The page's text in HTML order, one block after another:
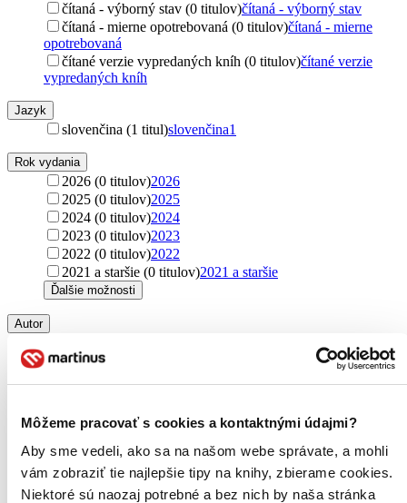
Môžeme pracovať s cookies a kontaktnými údajmi?
Aby sme vedeli, ako sa na našom webe správate, a mohli
vám zobraziť tie najlepšie tipy na knihy, zbierame cookies.
Niektoré sú naozaj potrebné a bez nich by naša stránka
čítaná - výborný stav (0 titulov)čítaná - výborný stav
čítaná - mierne opotrebovaná (0 titulov)čítaná - mierne
opotrebovaná
čítané verzie vypredaných kníh (0 titulov)čítané verzie
vypredaných kníh
Jazyk
slovenčina (1 titul)slovenčina1
Rok vydania
2026 (0 titulov)2026
2025 (0 titulov)2025
2024 (0 titulov)2024
2023 (0 titulov)2023
2022 (0 titulov)2022
2021 a staršie (0 titulov)2021 a staršie
Ďalšie možnosti
Autor
Formát
E-kniha: PDF (1 titul)E-kniha: PDF1
E-kniha: EPUB (1 titul)
E-kniha: EPUB 1
E-kniha: MOBI (1 titul)E-kniha: MOBI1